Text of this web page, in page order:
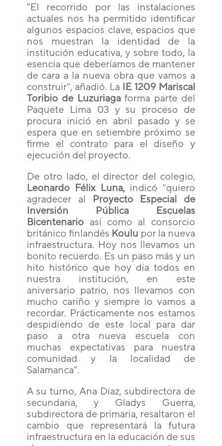
"El recorrido por las instalaciones
actuales nos ha permitido identificar
algunos espacios clave, espacios que
nos muestran la identidad de la
institución educativa, y sobre todo, la
esencia que deberíamos de mantener
de cara a la nueva obra que vamos a
construir", añadió. La IE 1209 Mariscal
Toribio de Luzuriagaforma parte del
Paquete Lima 03 y su proceso de
procura inició en abril pasado y se
espera que en setiembre próximo se
firme el contrato para el diseño y
ejecución del proyecto.
De otro lado, el director del colegio,
Leonardo Félix Luna, indicó "quiero
agradecer al
Proyecto Especial de
Inversión Pública Escuelas
Bicentenario así como al consorcio
británico finlandés Koulu por la nueva
infraestructura. Hoy nos llevamos un
bonito recuerdo. Es un paso más y un
hito histórico que hoy día todos en
nuestra institución, en este
aniversario patrio, nos llevamos con
mucho cariño y siempre lo vamos a
recordar. Prácticamente nos estamos
despidiendo de este local para dar
paso a otra nueva escuela con
muchas expectativas para nuestra
comunidad y la localidad de
Salamanca".
A su turno, Ana Díaz, subdirectora de
secundaria, y Gladys Guerra,
subdirectora de primaria, resaltaron el
cambio que representará la futura
infraestructura en la educación de sus